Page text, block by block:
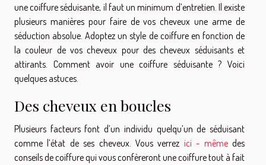
une coiffure séduisante, il faut un minimum d’entretien. Il existe
plusieurs manières pour faire de vos cheveux une arme de
séduction absolue. Adoptez un style de coiffure en fonction de
la couleur de vos cheveux pour des cheveux séduisants et
attirants. Comment avoir une coiffure séduisante ? Voici
quelques astuces.
Des cheveux en boucles
Plusieurs facteurs font d’un individu quelqu’un de séduisant
comme l’état de ses cheveux. Vous verrez ici - mêmedes
conseils de coiffure qui vous confèreront une coiffure tout à fait